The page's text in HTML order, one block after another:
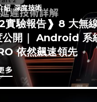
紹 深度技術
驗報告❱ 8 大無
公開｜ Android 系
依然飆速領先
多